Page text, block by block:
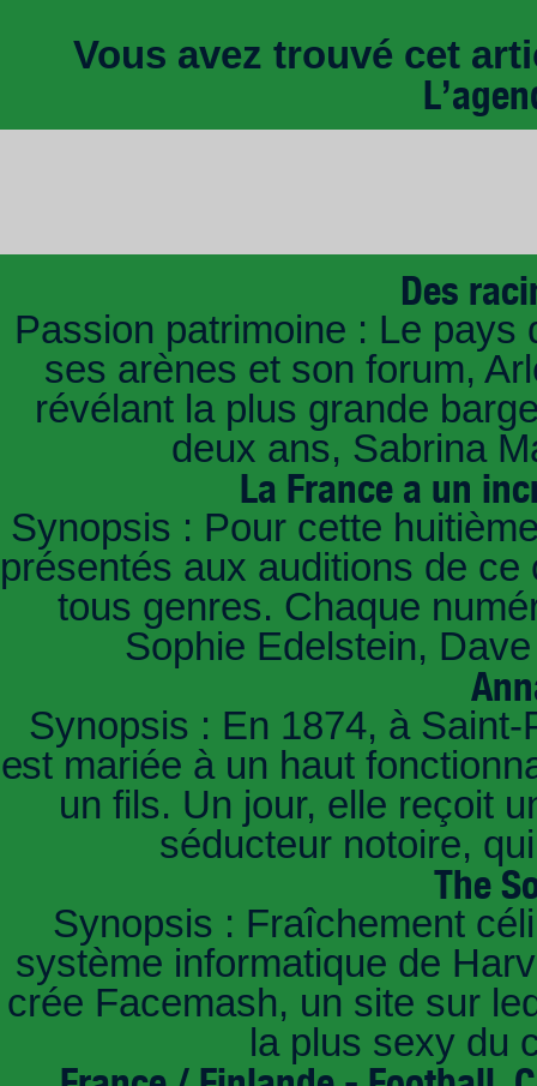
Vous avez trouvé cet
Des
Passion patrimoine : Le pays
ses arènes et son forum,
révélant la plus grande
deux ans, Sabrina
La France a un
Synopsis : Pour cette
présentés aux auditions de
tous genres. Chaque
Sophie Edelstein,
Synopsis : En 1874, à
est mariée à un haut
un fils. Un jour, elle reçoit
séducteur notoire,
The
Synopsis : Fraîchement
système informatique de
crée Facemash, un site sur
la plus sexy du